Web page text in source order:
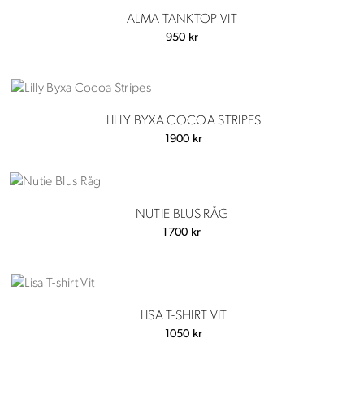
ALMA TANKTOP VIT
950 kr
LILLY BYXA COCOA STRIPES
1900 kr
NUTIE BLUS RÅG
1700 kr
LISA T-SHIRT VIT
1050 kr